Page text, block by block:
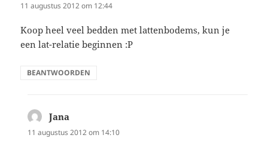
11 augustus 2012 om 12:44
Koop heel veel bedden met lattenbodems, kun je
een lat-relatie beginnen :P
BEANTWOORDEN
Jana
11 augustus 2012 om 14:10